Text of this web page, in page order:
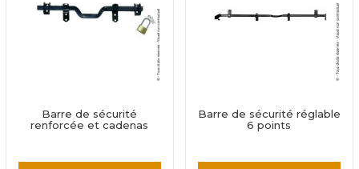
Barre de sécurité
renforcée et cadenas
Barre de sécurité réglable
6 points